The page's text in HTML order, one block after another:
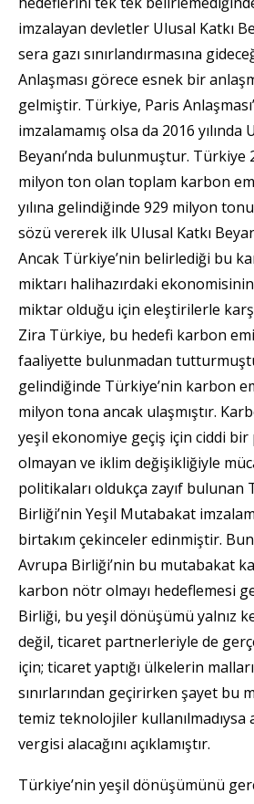
imzalayan devletler Ulusal Katkı
sera gazı sınırlandırmasına
Anlaşması görece esnek bir
gelmiştir. Türkiye, Paris
imzalamamış olsa da 2016 yılında
Beyanı’nda bulunmuştur. Türkiye
milyon ton olan toplam karbon
yılına gelindiğinde 929 milyon
sözü vererek ilk Ulusal Katkı
Ancak Türkiye’nin belirlediği bu
miktarı halihazırdaki
miktar olduğu için eleştirilerle karşı
Zira Türkiye, bu hedefi karbon
faaliyette bulunmadan
gelindiğinde Türkiye’nin karbon
milyon tona ancak ulaşmıştır.
yeşil ekonomiye geçiş için ciddi bir
olmayan ve iklim değişikliğiyle
politikaları oldukça zayıf bulunan
Birliği’nin Yeşil Mutabakat
birtakım çekinceler edinmiştir.
Avrupa Birliği’nin bu mutabakat
karbon nötr olmayı hedeflemesi
Birliği, bu yeşil dönüşümü yalnız
değil, ticaret partnerleriyle de
için; ticaret yaptığı ülkelerin
sınırlarından geçirirken şayet bu
temiz teknolojiler kullanılmadıysa
vergisi alacağını açıklamıştır.
Türkiye’nin yeşil dönüşümünü